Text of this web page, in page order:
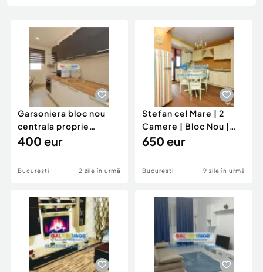
Animale de companie
Afaceri și echipamente profesionale
Inchiriere Bunuri si Vehicule
Utilaje agricole si industriale
Piese auto si accesorii
Dacia Duster
Garsoniera bloc nou
centrala proprie
Trapezului 1 Decembrie
400 eur
Bucuresti 2 zile în urmă
Stefan cel Mare | 2
Camere | Bloc Nou |
Centrala Proprie
650 eur
Bucuresti 9 zile în urmă